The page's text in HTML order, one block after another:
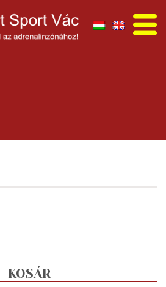
KOSÁR